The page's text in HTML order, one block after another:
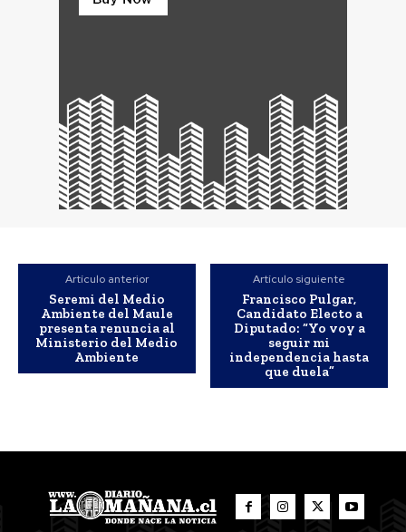
Artículo anterior
Seremi del Medio
Ambiente del Maule
presenta renuncia al
Ministerio del Medio
Ambiente
Artículo siguiente
Francisco Pulgar,
Candidato Electo a
Diputado: “Yo voy a
seguir mi
independencia hasta
que duela”